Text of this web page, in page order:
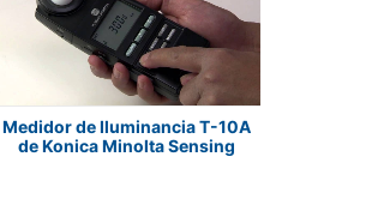
Medidor de Iluminancia T-10A
de Konica Minolta Sensing